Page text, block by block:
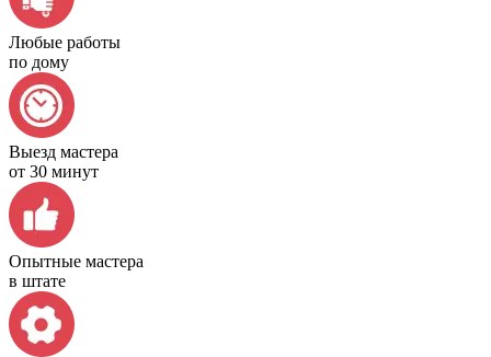
Любые работы
по дому
Выезд мастера
от 30 минут
Опытные мастера
в штате